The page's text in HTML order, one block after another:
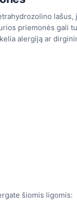
priemonės gali
alergiją ar
šiomis ligomis: